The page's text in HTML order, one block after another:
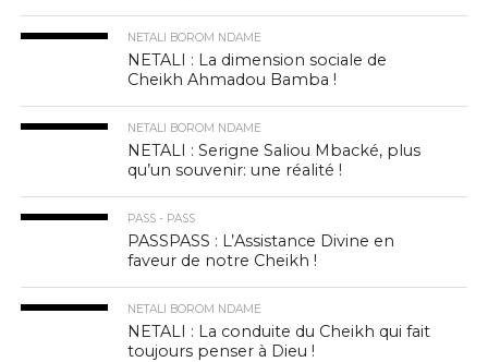
NETALI BOROM NDAME
NETALI : La dimension sociale de
Cheikh Ahmadou Bamba !
NETALI BOROM NDAME
NETALI : Serigne Saliou Mbacké, plus
qu’un souvenir: une réalité !
PASS - PASS
PASSPASS : L’Assistance Divine en
faveur de notre Cheikh !
NETALI BOROM NDAME
NETALI : La conduite du Cheikh qui fait
toujours penser à Dieu !